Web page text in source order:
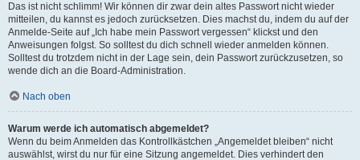
Das ist nicht schlimm! Wir können dir zwar dein altes Passwort nicht wieder
mitteilen, du kannst es jedoch zurücksetzen. Dies machst du, indem du auf der
Anmelde-Seite auf „Ich habe mein Passwort vergessen“ klickst und den
Anweisungen folgst. So solltest du dich schnell wieder anmelden können.
Solltest du trotzdem nicht in der Lage sein, dein Passwort zurückzusetzen, so
wende dich an die Board-Administration.
Nach oben
Warum werde ich automatisch abgemeldet?
Wenn du beim Anmelden das Kontrollkästchen „Angemeldet bleiben“ nicht
auswählst, wirst du nur für eine Sitzung angemeldet. Dies verhindert den